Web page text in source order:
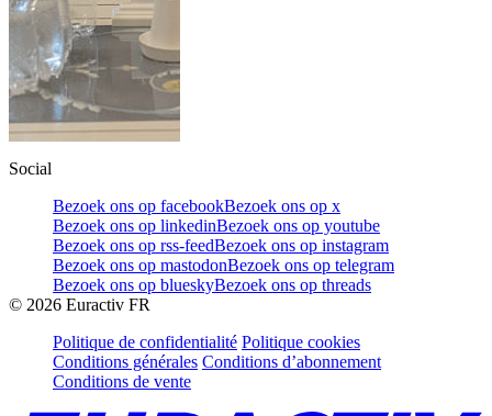
Social
Bezoek ons op facebookBezoek ons op x
Bezoek ons op linkedinBezoek ons op youtube
Bezoek ons op rss-feedBezoek ons op instagram
Bezoek ons op mastodonBezoek ons op telegram
Bezoek ons op blueskyBezoek ons op threads
© 2026 Euractiv FR
Politique de confidentialité Politique cookies
Conditions générales Conditions d’abonnement
Conditions de vente